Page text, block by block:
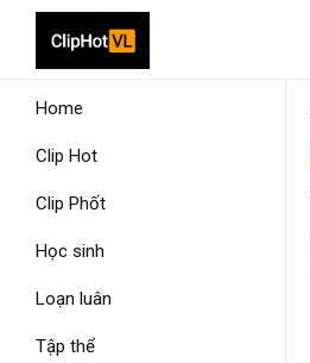
Home
Clip Hot
Clip Phốt
Học sinh
Loạn luân
Tập thể